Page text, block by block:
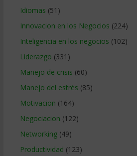
Idiomas (51)
Innovacion en los Negocios (224)
Inteligencia en los negocios (102)
Liderazgo (331)
Manejo de crisis (60)
Manejo del estrés (85)
Motivacion (164)
Negociacion (122)
Networking(49)
Productividad (123)